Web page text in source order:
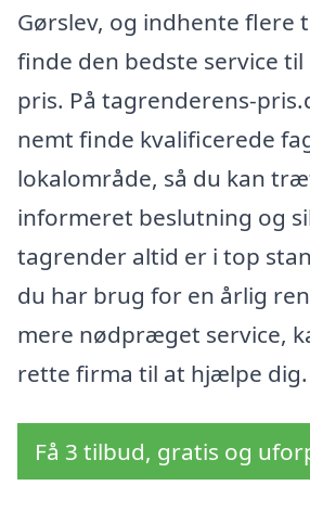
Gørslev, og indhente flere
finde den bedste service
pris. På tagrenderens-
nemt finde kvalificerede
lokalområde, så du kan
informeret beslutning og
tagrender altid er i top
du har brug for en årlig
mere nødpræget service,
rette firma til at hjælpe dig.
Få 3 tilbud, gratis og